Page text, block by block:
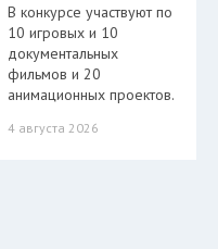
В конкурсе участвуют по
10 игровых и 10
документальных
фильмов и 20
анимационных проектов.
4 августа 2026